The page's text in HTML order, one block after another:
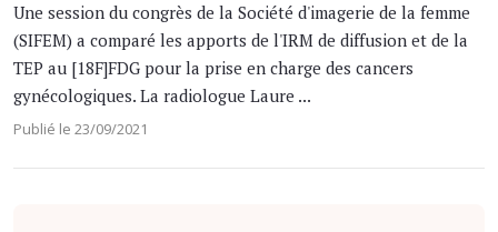
Une session du congrès de la Société d'imagerie de la femme
(SIFEM) a comparé les apports de l'IRM de diffusion et de la
TEP au [18F]FDG pour la prise en charge des cancers
gynécologiques. La radiologue Laure ...
Publié le 23/09/2021